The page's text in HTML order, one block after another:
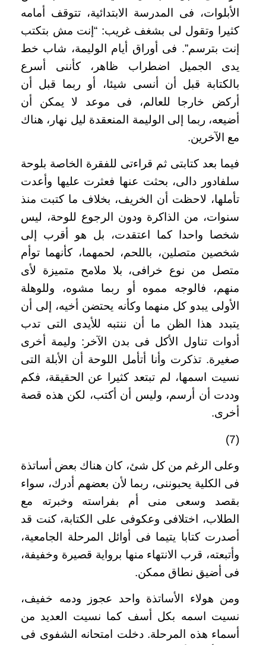
الأبلوات، فى المدرسة الابتدائية، تتوقف أمامه
كثيرا وتقول لى بشغف غريب: “إنت مش بتكتب
إنت بترسم”. فى أوراق أيام الوليمة، شاب خط
يدى الجميل اضطراب ظاهر، كأننى أسرع
بالكتابة قبل أن أنسى شيئا، أو ربما قبل أن
أركض خارجا للعالم، فى موعد لا يمكن أن
أضيعه، ربما إلى الوليمة المنعقدة ليل نهار، هناك
مع الآخرين.
فيما بعد كتابتى ثم قراءتى للفقرة الخاصة بلوحة
سلفادور دالى، بحثت عنها فعثرت عليها وأعدت
تأملها، لاحظت أن الخريف، بخلاف ما كتبت منذ
سنوات، من الذاكرة ودون الرجوع للوحة، ليس
شخصا واحدا كما اعتقدت، بل هو أقرب إلى
شخصين متصلين، باللحم، لحمهما، كأنهما توأم
متصل من نوع خرافى، بلا ملامح متميزة لأى
منهم، فالوجه مموه أو ربما مشوه، وللوهلة
الأولى يبدو كل منهما وكأنه يحتضن أخيه، إلى أن
يتبدد هذا الظن ما أن ننتبه للأيدى التى تدب
أدوات تناول الأكل فى بدن الآخر: وليمة أخرى
صغيرة. تذكرت وأنا أتأمل اللوحة أن الأبلة التى
نسيت اسمها، لم تبتعد كثيرا عن الحقيقة، فكم
وددت أن أرسم، وليس أن أكتب، لكن هذه قصة
أخرى.
(7)
وعلى الرغم من كل شئ، كان هناك بعض أساتذة
فى الكلية يحبوننى، ربما لأن بعضهم أدرك، سواء
بقصد وسعى منى أم بفراسته وخبرته مع
الطلاب، اختلافى وعكوفى على الكتابة، كنت قد
أصدرت كتابا يتيما فى أوائل المرحلة الجامعية،
وأتبعته، قرب الانتهاء منها برواية قصيرة وخفيفة،
فى أضيق نطاق ممكن.
ومن هولاء الأساتذة واحد عجوز ودمه خفيف،
نسيت اسمه بكل أسف كما نسيت العديد من
أسماء هذه المرحلة. دخلت امتحانه الشفوى فى